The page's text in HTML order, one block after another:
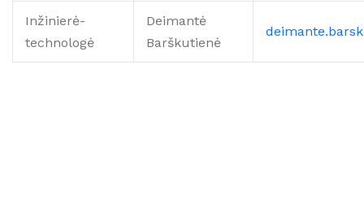
Inžinierė-
technologė
Deimantė
Barškutienė